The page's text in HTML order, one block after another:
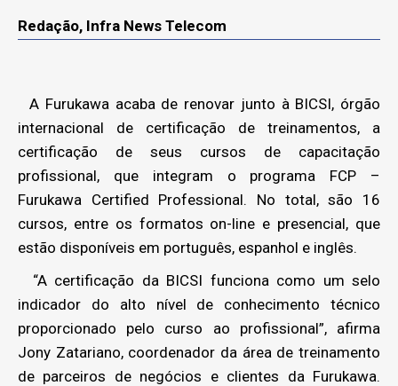
Redação, Infra News Telecom
A Furukawa acaba de renovar junto à BICSI, órgão
internacional de certificação de treinamentos, a
certificação de seus cursos de capacitação
profissional, que integram o programa FCP –
Furukawa Certified Professional. No total, são 16
cursos, entre os formatos on-line e presencial, que
estão disponíveis em português, espanhol e inglês.
“A certificação da BICSI funciona como um selo
indicador do alto nível de conhecimento técnico
proporcionado pelo curso ao profissional”, afirma
Jony Zatariano, coordenador da área de treinamento
de parceiros de negócios e clientes da Furukawa.